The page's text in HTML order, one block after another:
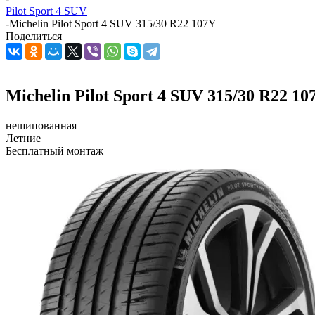
Pilot Sport 4 SUV
-Michelin Pilot Sport 4 SUV 315/30 R22 107Y
Поделиться
Michelin Pilot Sport 4 SUV 315/30 R22
нешипованная
Летние
Бесплатный монтаж